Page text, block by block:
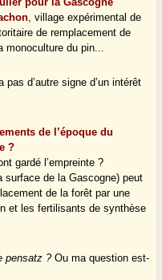
, village expérimental de
de remplacement de
monoculture du pin...
d’autre signe d’un intérêt
de l’époque du
?
gardé l’empreinte ?
surface de la Gascogne) peut
de la forêt par une
et les fertilisants de synthèse
pensatz ?Ou ma question est-